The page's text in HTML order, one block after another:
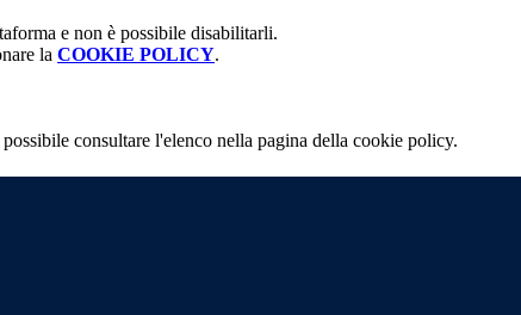
e non è possibile disabilitarli.
la COOKIE POLICY.
consultare l'elenco nella pagina della cookie policy.